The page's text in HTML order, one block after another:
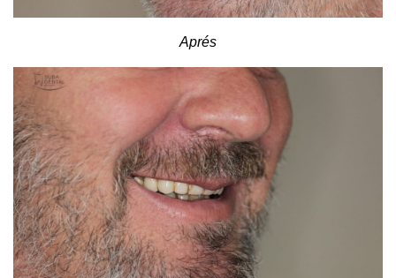
Aprés